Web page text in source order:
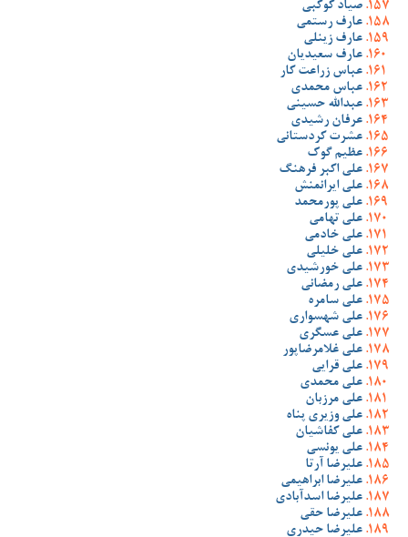
صیاد کوکبی
عارف رستمی
عارف زینلی
عارف سعیدیان
عباس زراعت کار
عباس محمدی
عبدالله حسینی
عرفان رشیدی
عشرت کردستانی
عظیم گوک
علی اکبر فرهنگ
علی ایرانمنش
علی پورمحمد
علی تهامی
علی خادمی
علی خلیلی
علی خورشیدی
علی رمضانی
علی سامره
علی شهسواری
علی عسگری
علی غلامرضاپور
علی قرایی
علی محمدی
علی مرزبان
علی وزیری پناه
علی کفاشیان
علی یونسی
علیرضا آرتا
علیرضا ابراهیمی
علیرضا اسدآبادی
علیرضا حقی
علیرضا حیدری